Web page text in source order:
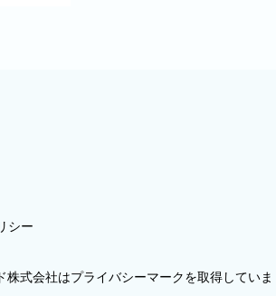
シー
株式会社はプライバシーマークを取得していま